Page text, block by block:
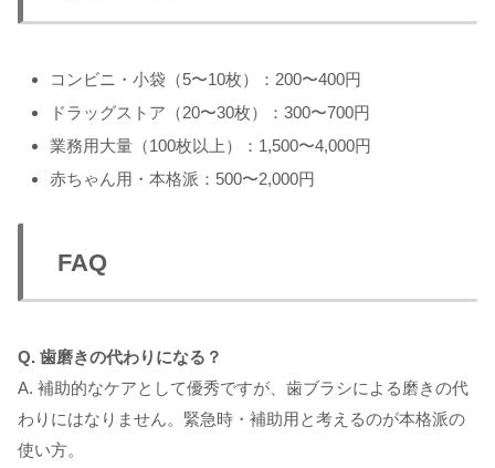
コンビニ・小袋（5〜10枚）：200〜400円
ドラッグストア（20〜30枚）：300〜700円
業務用大量（100枚以上）：1,500〜4,000円
赤ちゃん用・本格派：500〜2,000円
FAQ
Q. 歯磨きの代わりになる？
A. 補助的なケアとして優秀ですが、歯ブラシによる磨きの代
わりにはなりません。緊急時・補助用と考えるのが本格派の
使い方。